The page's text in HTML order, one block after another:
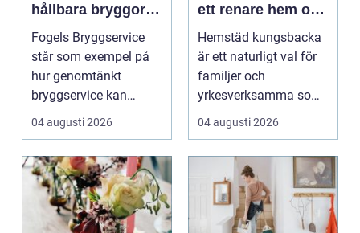
hållbara bryggor
året runt
Fogels Bryggservice
står som exempel på
hur genomtänkt
bryggservice kan
förvan...
04 augusti 2026
ett renare hem och
en lugnare vardag
Hemstäd kungsbacka
är ett naturligt val för
familjer och
yrkesverksamma som
vill ha ett rent hem
04 augusti 2026